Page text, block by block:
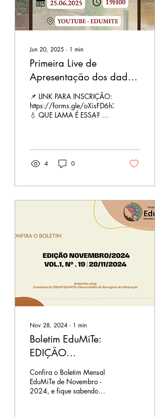
“EduMiTe –...
Jun 20, 2025 ∙ 1 min
Primeira Live de
Apresentação dos dados
de campo de amostras
da água no Alto Velhas
QUE LAMA É ESSA?
📌 LINK PARA INSCRIÇÃO:
https://forms.gle/oXisFD6h2Xi8uKF88
💧 QUE LAMA É ESSA? 🌍
4 0
Nov 28, 2024 ∙ 1 min
Boletim EduMiTe:
EDIÇÃO
NOVEMBRO/2024
Confira o Boletim Mensal
EduMiTe de Novembro -
2024, e fique sabendo